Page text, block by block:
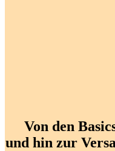
Von den
und hin zur